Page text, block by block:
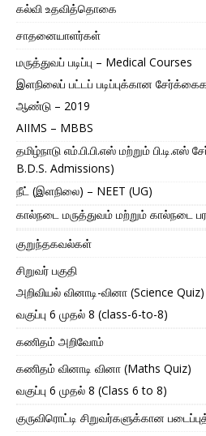
கல்வி உதவித்தொகை
சாதனையாளர்கள்
மருத்துவப் படிப்பு – Medical Courses
இளநிலைப் பட்டப் படிப்புக்கான
ஆண்டு – 2019
AIIMS – MBBS
தமிழ்நாடு எம்.பி.பி.எஸ் மற்றும்
B.D.S. Admissions)
நீட் (இளநிலை) – NEET (UG)
கால்நடை மருத்துவம் மற்றும் கால்நடை
குறுந்தகவல்கள்
சிறுவர் பகுதி
அறிவியல் வினாடி-வினா (Science Quiz)
வகுப்பு 6 முதல் 8 (class-6-to-8)
கணிதம் அறிவோம்
கணிதம் வினாடி வினா (Maths Quiz)
வகுப்பு 6 முதல் 8 (Class 6 to 8)
குருவிரொட்டி சிறுவர்களுக்கான